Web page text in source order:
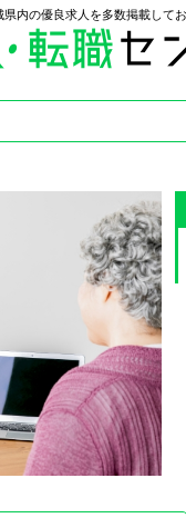
内の優良求人を多数掲載してお